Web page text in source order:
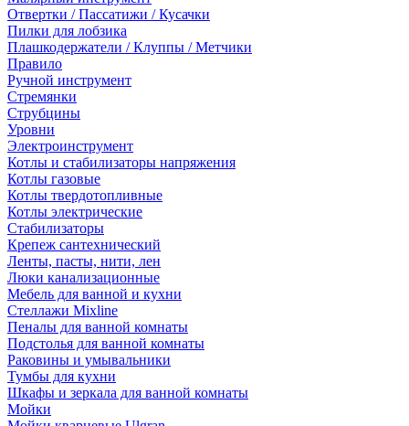
Отвертки / Пассатижи / Кусачки
Пилки для лобзика
Плашкодержатели / Клуппы / Метчики
Правило
Ручной инструмент
Стремянки
Струбцины
Уровни
Электроинструмент
Котлы и стабилизаторы напряжения
Котлы газовые
Котлы твердотопливные
Котлы электрические
Стабилизаторы
Крепеж сантехнический
Ленты, пасты, нити, лен
Люки канализационные
Мебель для ванной и кухни
Стеллажи Mixline
Пеналы для ванной комнаты
Подстолья для ванной комнаты
Раковины и умывальники
Тумбы для кухни
Шкафы и зеркала для ванной комнаты
Мойки